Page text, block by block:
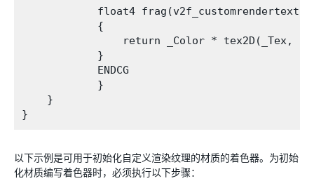
float4
            {
return _Color * tex2D(_Tex,
            }
            ENDCG
            }
    }
以下示例是可用于初始化自定义渲染纹理的材质的着色器。为初始
化材质编写着色器时，必须执行以下步骤：